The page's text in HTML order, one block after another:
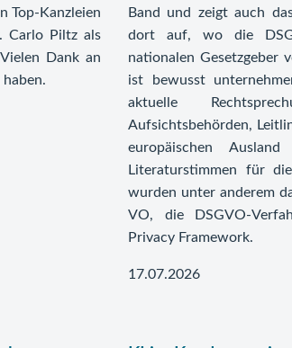
Top-Kanzleien
Carlo Piltz als
Dank an
Band und zeigt auch
dort auf, wo die
nationalen Gesetzgeber
ist bewusst
aktuelle
Aufsichtsbehörden,
europäischen
Literaturstimmen für
wurden unter anderem
VO, die DSGVO-
Privacy Framework.
17.07.2026